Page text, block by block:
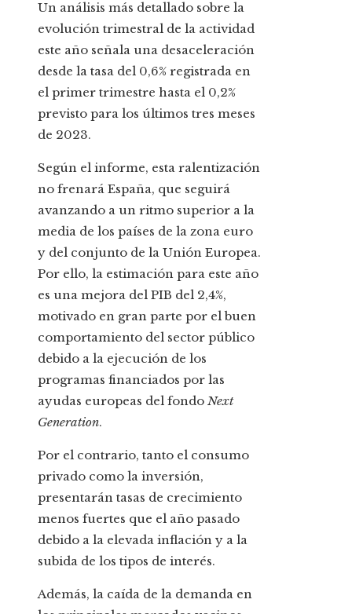
Un análisis más detallado sobre la
evolución trimestral de la actividad
este año señala una desaceleración
desde la tasa del 0,6% registrada en
el primer trimestre hasta el 0,2%
previsto para los últimos tres meses
de 2023.
Según el informe, esta ralentización
no frenará España, que seguirá
avanzando a un ritmo superior a la
media de los países de la zona euro
y del conjunto de la Unión Europea.
Por ello, la estimación para este año
es una mejora del PIB del 2,4%,
motivado en gran parte por el buen
comportamiento del sector público
debido a la ejecución de los
programas financiados por las
ayudas europeas del fondo Next
Generation.
Por el contrario, tanto el consumo
privado como la inversión,
presentarán tasas de crecimiento
menos fuertes que el año pasado
debido a la elevada inflación y a la
subida de los tipos de interés.
Además, la caída de la demanda en